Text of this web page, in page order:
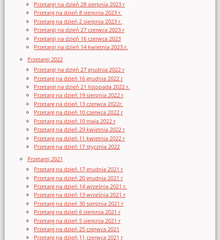
Przetargi na dzień 28 sierpnia 2023 r
Przetarg na dzień 8 sierpnia 2023 r.
Przetarg na dzień 2 sierpnia 2023 r.
Przetargi na dzień 27 czerwca 2023 r
Przetargi na dzień 16 czerwca 2023
Przetargi na dzień 14 kwietnia 2023 r.
Przetargi 2022
Przetargi na dzień 27 grudnia 2022 r
Przetarg na dzień 16 grudnia 2022 r
Przetargi na dzień 21 listopada 2022 r.
Przetarg na dzień 19 sierpnia 2022 r
Przetarg na dzień 13 czerwca 2022r.
Przetarg na dzień 10 czerwca 2022 r
Przetarg na dzień 10 maja 2022 r
Przetarg na dzień 29 kwietnia 2022 r
Przetarg na dzień 11 kwietnia 2022 r
Przetarg na dzień 17 stycznia 2022
Przetargi 2021
Przetarg na dzień 17 grudnia 2021 r
Przetarg na dzień 20 grudnia 2021 r
Przetarg na dzień 14 września 2021 r.
Przetarg na dzień 13 września 2021 r
Przetarg na dzień 30 sierpnia 2021 r
Przetarg na dzień 6 sierpnia 2021 r
Przetarg na dzień 5 sierpnia 2021 r
Przetarg na dzień 25 czerwca 2021
Przetarg na dzień 11 czerwca 2021 r